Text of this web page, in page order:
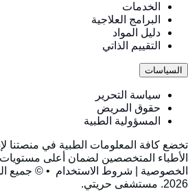
الخدمات
البرامج العلاجية
دليل المواد
التقييم الذاتي
السياسات
سياسة التحرير
حقوق المريض
المسؤولية الطبية
كافة المعلومات الطبية في منصتنا
المتخصصين لضمان أعلى مستويات
| شروط الاستخدام
مستشفى حريتي.